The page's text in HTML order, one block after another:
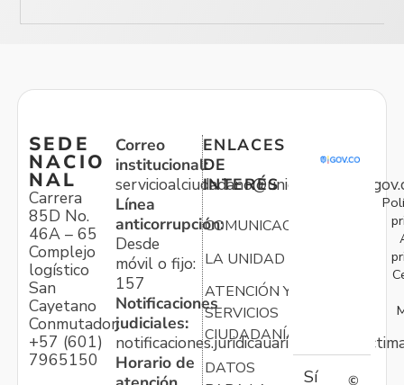
SEDE
NACIO
NAL
Carrera
85D No.
46A – 65
Complejo
logístico
San
Cayetano
Conmutador:
+57 (601)
7965150
Correo
institucional:
Línea
anticorrupción:
Desde
móvil o fijo:
157
Notificaciones
judiciales:
Horario de
ENLACES
DE
INTERÉS
COMUNICACIONES
LA UNIDAD
ATENCIÓN Y
SERVICIOS
CIUDADANÍA
DATOS
Sí
©